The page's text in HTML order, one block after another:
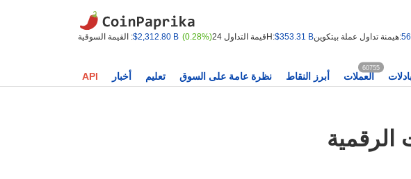
القيمة السوقية :$2,312.80 B (0.28%) قيمة التداول 24H:$353.31 B هيمنة تداول عملة بيتكوين:
API أخبار تعليم نظرة عامة على السوق أبرز النقاط العملات
60755